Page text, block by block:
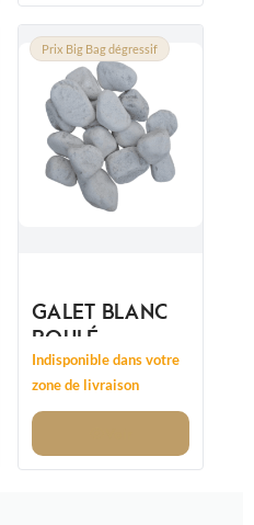
Prix Big Bag dégressif
GALET BLANC
ROULÉ
60/100MM
Indisponible dans votre
zone de livraison